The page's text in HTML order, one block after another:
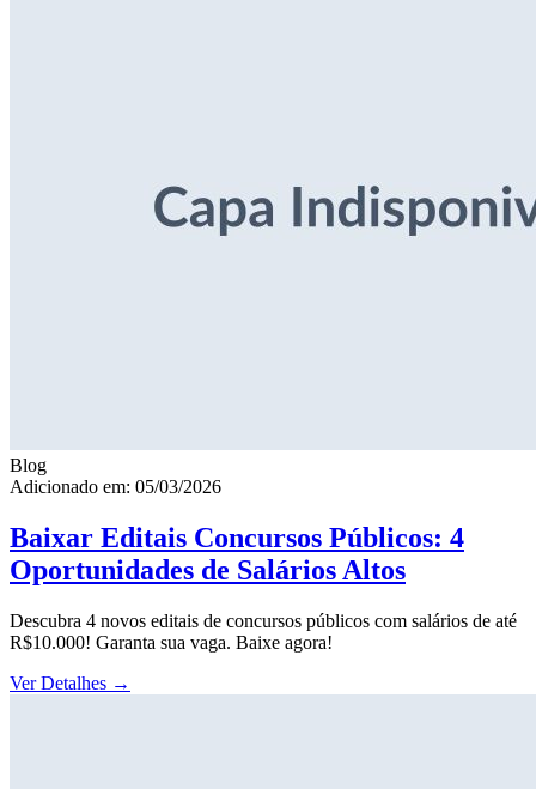
Blog
Adicionado em: 05/03/2026
Baixar Editais Concursos Públicos: 4
Oportunidades de Salários Altos
Descubra 4 novos editais de concursos públicos com salários de até
R$10.000! Garanta sua vaga. Baixe agora!
Ver Detalhes →